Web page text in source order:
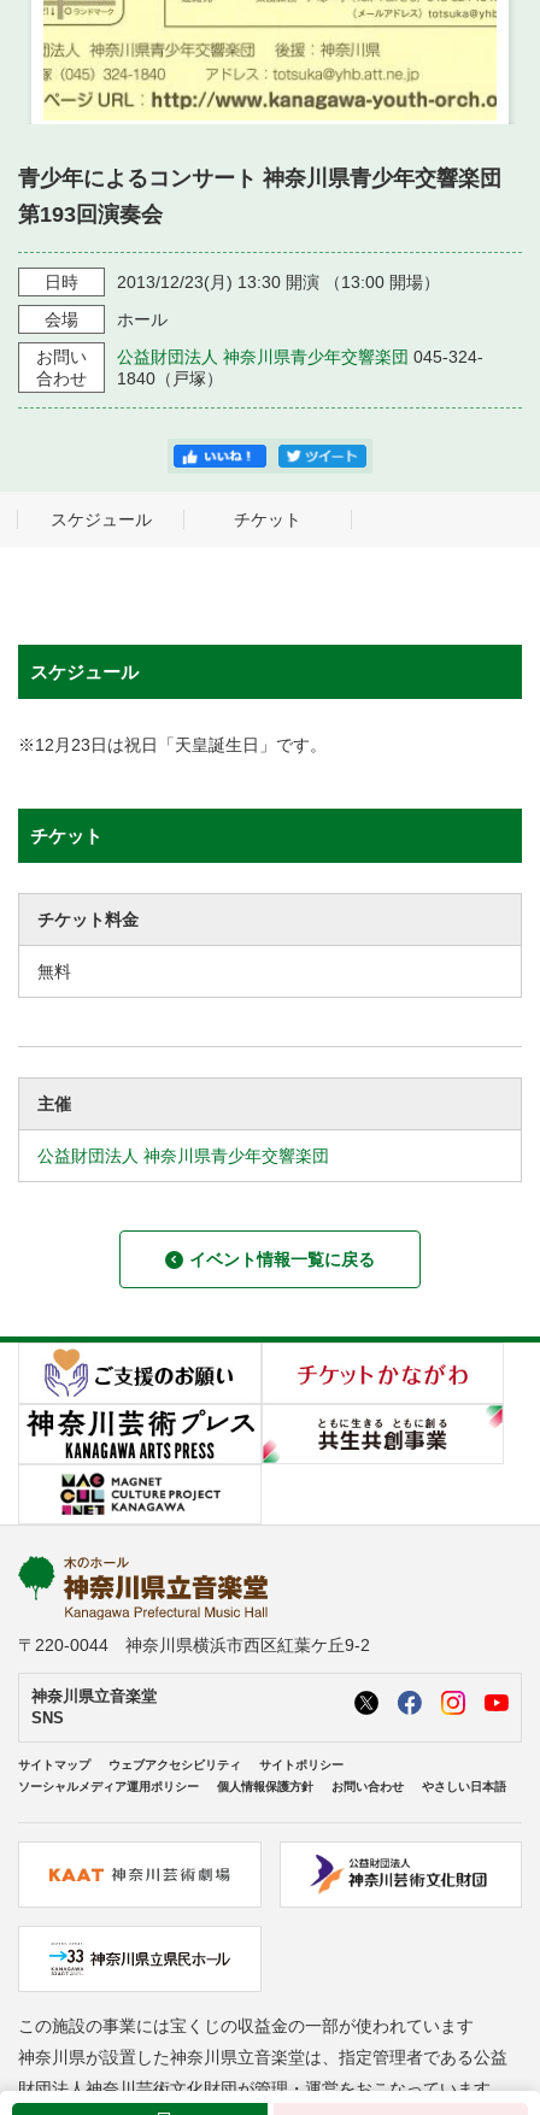
青少年によるコンサート 神奈川県青少年交響楽団
第193回演奏会
日時 2013/12/23(月) 13:30 開演 （13:00 開場）
会場
ホール
お問い
合わせ
公益財団法人 神奈川県青少年交響楽団 045-324-
1840（戸塚）
スケジュール チケット
スケジュール
※12月23日は祝日「天皇誕生日」です。
チケット
チケット料金
無料
主催
公益財団法人 神奈川県青少年交響楽団
イベント情報一覧に戻る
〒220-0044 神奈川県横浜市西区紅葉ケ丘9-2
神奈川県立音楽堂
SNS
サイトマップ ウェブアクセシビリティ
サイトポリシー
ソーシャルメディア運用ポリシー
個人情報保護方針 お問い合わせ やさしい日本語
この施設の事業には宝くじの収益金の一部が使われています
神奈川県が設置した神奈川県立音楽堂は、指定管理者である公益
財団法人神奈川芸術文化財団が管理・運営をおこなっています